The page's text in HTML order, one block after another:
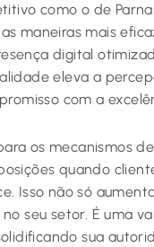
como o de
maneiras mais
digital
eleva a
com a
os mecanismos
quando
Isso não só
seu setor. É uma
sua